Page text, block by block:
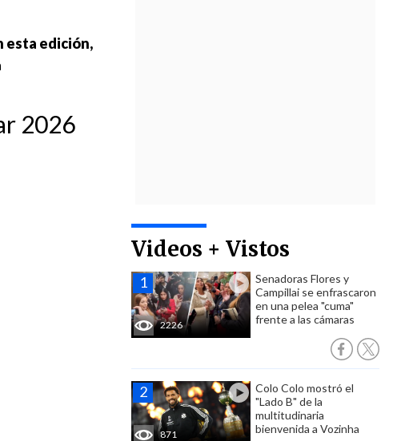
Videos + Vistos
2226
Senadoras Flores y
Campillai se enfrascaron
en una pelea "cuma"
frente a las cámaras
871
Colo Colo mostró el
"Lado B" de la
multitudinaria
bienvenida a Vozinha
esta edición,
2026